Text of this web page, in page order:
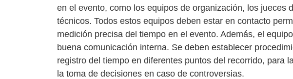
en el evento, como los equipos de organización, los jueces
técnicos. Todos estos equipos deben estar en contacto
medición precisa del tiempo en el evento. Además, el
buena comunicación interna. Se deben establecer
registro del tiempo en diferentes puntos del recorrido, para
la toma de decisiones en caso de controversias.